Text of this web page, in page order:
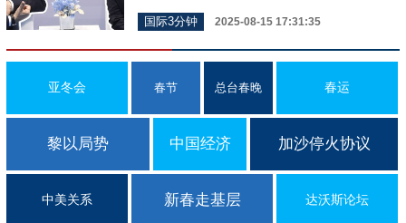
国际3分钟 2025-08-15 17:31:35
亚冬会 春节 总台春晚 春运
黎以局势 中国经济 加沙停火协议
中美关系 新春走基层 达沃斯论坛